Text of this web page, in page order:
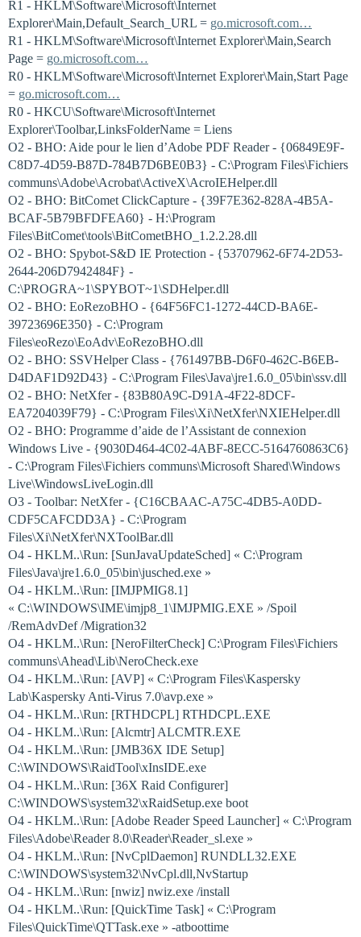
R1 - HKLM\Software\Microsoft\Internet
Explorer\Main,Default_Search_URL = go.microsoft.com…
R1 - HKLM\Software\Microsoft\Internet Explorer\Main,Search
Page = go.microsoft.com…
R0 - HKLM\Software\Microsoft\Internet Explorer\Main,Start Page
= go.microsoft.com…
R0 - HKCU\Software\Microsoft\Internet
Explorer\Toolbar,LinksFolderName = Liens
O2 - BHO: Aide pour le lien d’Adobe PDF Reader - {06849E9F-
C8D7-4D59-B87D-784B7D6BE0B3} - C:\Program Files\Fichiers
communs\Adobe\Acrobat\ActiveX\AcroIEHelper.dll
O2 - BHO: BitComet ClickCapture - {39F7E362-828A-4B5A-
BCAF-5B79BFDFEA60} - H:\Program
Files\BitComet\tools\BitCometBHO_1.2.2.28.dll
O2 - BHO: Spybot-S&D IE Protection - {53707962-6F74-2D53-
2644-206D7942484F} -
C:\PROGRA~1\SPYBOT~1\SDHelper.dll
O2 - BHO: EoRezoBHO - {64F56FC1-1272-44CD-BA6E-
39723696E350} - C:\Program
Files\eoRezo\EoAdv\EoRezoBHO.dll
O2 - BHO: SSVHelper Class - {761497BB-D6F0-462C-B6EB-
D4DAF1D92D43} - C:\Program Files\Java\jre1.6.0_05\bin\ssv.dll
O2 - BHO: NetXfer - {83B80A9C-D91A-4F22-8DCF-
EA7204039F79} - C:\Program Files\Xi\NetXfer\NXIEHelper.dll
O2 - BHO: Programme d’aide de l’Assistant de connexion
Windows Live - {9030D464-4C02-4ABF-8ECC-5164760863C6}
- C:\Program Files\Fichiers communs\Microsoft Shared\Windows
Live\WindowsLiveLogin.dll
O3 - Toolbar: NetXfer - {C16CBAAC-A75C-4DB5-A0DD-
CDF5CAFCDD3A} - C:\Program
Files\Xi\NetXfer\NXToolBar.dll
O4 - HKLM..\Run: [SunJavaUpdateSched] « C:\Program
Files\Java\jre1.6.0_05\bin\jusched.exe »
O4 - HKLM..\Run: [IMJPMIG8.1]
« C:\WINDOWS\IME\imjp8_1\IMJPMIG.EXE » /Spoil
/RemAdvDef /Migration32
O4 - HKLM..\Run: [NeroFilterCheck] C:\Program Files\Fichiers
communs\Ahead\Lib\NeroCheck.exe
O4 - HKLM..\Run: [AVP] « C:\Program Files\Kaspersky
Lab\Kaspersky Anti-Virus 7.0\avp.exe »
O4 - HKLM..\Run: [RTHDCPL] RTHDCPL.EXE
O4 - HKLM..\Run: [Alcmtr] ALCMTR.EXE
O4 - HKLM..\Run: [JMB36X IDE Setup]
C:\WINDOWS\RaidTool\xInsIDE.exe
O4 - HKLM..\Run: [36X Raid Configurer]
C:\WINDOWS\system32\xRaidSetup.exe boot
O4 - HKLM..\Run: [Adobe Reader Speed Launcher] « C:\Program
Files\Adobe\Reader 8.0\Reader\Reader_sl.exe »
O4 - HKLM..\Run: [NvCplDaemon] RUNDLL32.EXE
C:\WINDOWS\system32\NvCpl.dll,NvStartup
O4 - HKLM..\Run: [nwiz] nwiz.exe /install
O4 - HKLM..\Run: [QuickTime Task] « C:\Program
Files\QuickTime\QTTask.exe » -atboottime